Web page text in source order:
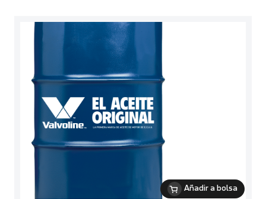
Añadir a bolsa